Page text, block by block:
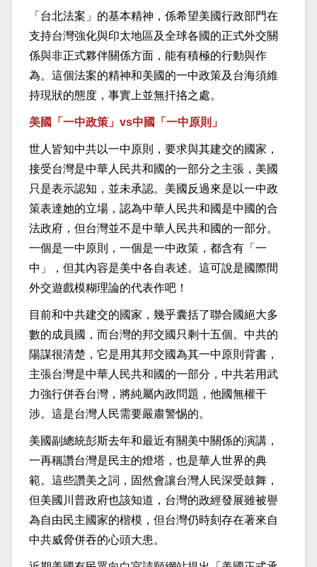
「台北法案」的基本精神，係希望美國行政部門在
支持台灣強化與印太地區及全球各國的正式外交關
係與非正式夥伴關係方面，能有積極的行動與作
為。這個法案的精神和美國的一中政策及台海須維
持現狀的態度，事實上並無扞挌之處。
美國「一中政策」vs中國「一中原則」
世人皆知中共以一中原則，要求與其建交的國家，
接受台灣是中華人民共和國的一部分之主張，美國
只是表示認知，並未承認。美國反過來是以一中政
策表達她的立場，認為中華人民共和國是中國的合
法政府，但台灣並不是中華人民共和國的一部分。
一個是一中原則，一個是一中政策，都含有「一
中」，但其內容是美中各自表述。這可說是國際間
外交遊戲模糊理論的代表作吧！
目前和中共建交的國家，幾乎囊括了聯合國絕大多
數的成員國，而台灣的邦交國只剩十五個。中共的
陽謀很清楚，它是用其邦交國為其一中原則背書，
主張台灣是中華人民共和國的一部分，中共若用武
力強行併吞台灣，將純屬內政問題，他國無權干
涉。這是台灣人民需要嚴肅警惕的。
美國副總統彭斯去年和最近有關美中關係的演講，
一再稱讚台灣是民主的燈塔，也是華人世界的典
範。這些讚美之詞，固然會讓台灣人民深受鼓舞，
但美國川普政府也該知道，台灣的政經發展雖被譽
為自由民主國家的楷模，但台灣仍時刻存在著來自
中共威脅併吞的心頭大患。